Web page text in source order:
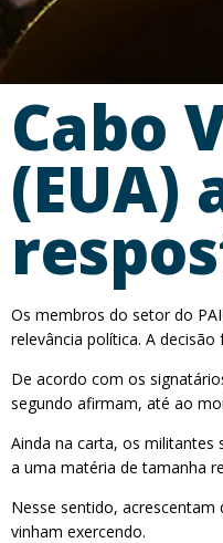
Cabo
Os membros do setor do
relevância política. A
De acordo com os
segundo afirmam, até ao
Ainda na carta, os militantes
a uma matéria de tamanha
Nesse sentido,
vinham exercendo.